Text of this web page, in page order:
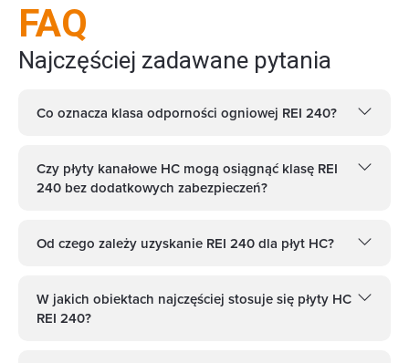
FAQ
Najczęściej zadawane pytania
Co oznacza klasa odporności ogniowej REI 240?
Czy płyty kanałowe HC mogą osiągnąć klasę REI
240 bez dodatkowych zabezpieczeń?
Od czego zależy uzyskanie REI 240 dla płyt HC?
W jakich obiektach najczęściej stosuje się płyty HC
REI 240?